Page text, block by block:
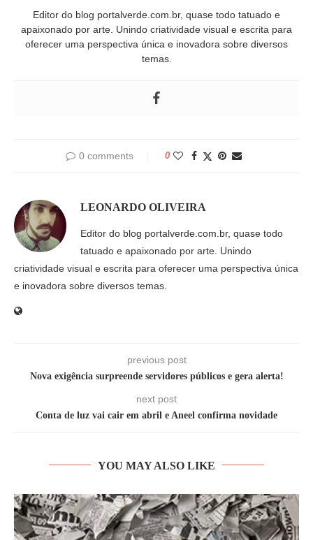
Editor do blog portalverde.com.br, quase todo tatuado e
apaixonado por arte. Unindo criatividade visual e escrita para
oferecer uma perspectiva única e inovadora sobre diversos
temas.
0 comments 0
LEONARDO OLIVEIRA
Editor do blog portalverde.com.br, quase todo
tatuado e apaixonado por arte. Unindo
criatividade visual e escrita para oferecer uma perspectiva única
e inovadora sobre diversos temas.
previous post
Nova exigência surpreende servidores públicos e gera alerta!
next post
Conta de luz vai cair em abril e Aneel confirma novidade
YOU MAY ALSO LIKE